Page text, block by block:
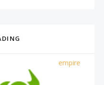
empire